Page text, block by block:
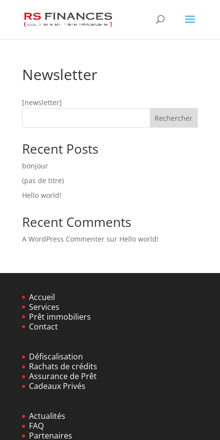
Newsletter
[newsletter]
Rechercher
Recent Posts
bonjour
(pas de titre)
Hello world!
Recent Comments
A WordPress Commentersur Hello world!
Accueil
Services
Prêt immobiliers
Contact
Défiscalisation
Rachats de crédits
Assurance de Prêt
Cadeaux Privés
Actualités
FAQ
Partenaires